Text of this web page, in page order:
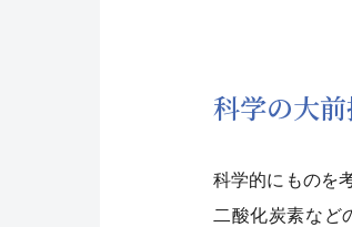
科学の大
科学的にものを
二酸化炭素など